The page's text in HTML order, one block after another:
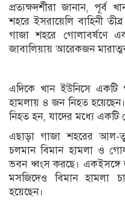
প্রত্যক্ষদর্শীরা জানান,
শহরে ইসরায়েলি বাহিনী
গাজা শহরে গোলাবর্ষণে
জাবালিয়ায় আরেকজন
এদিকে খান ইউনিসে একটি
হামলায় ৪ জন নিহত
নিহত হন, যাদের মধ্যে একটি
এছাড়া গাজা শহরের আল-
চলমান বিমান হামলা ও
ভবন ধ্বংস করছে। একইসঙ্গে
মসজিদেও বিমান হামলা
হয়েছেন।